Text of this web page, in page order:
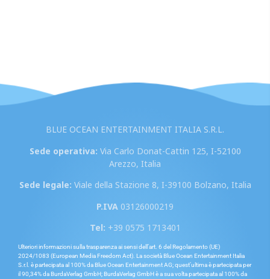
BLUE OCEAN ENTERTAINMENT ITALIA S.R.L.
Sede operativa: Via Carlo Donat-Cattin 125, I-52100
Arezzo, Italia
Sede legale: Viale della Stazione 8, I-39100 Bolzano, Italia
P.IVA 03126000219
Tel: +39 0575 1713401
Ulteriori informazioni sulla trasparenza ai sensi dell’art. 6 del Regolamento (UE)
2024/1083 (European Media Freedom Act). La società Blue Ocean Entertainment Italia
S.r.l. è partecipata al 100% da Blue Ocean Entertainment AG; quest’ultima è partecipata per
il 90,34% da BurdaVerlag GmbH; BurdaVerlag GmbH è a sua volta partecipata al 100% da